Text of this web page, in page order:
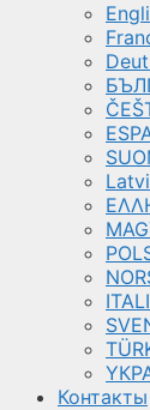
Контакты